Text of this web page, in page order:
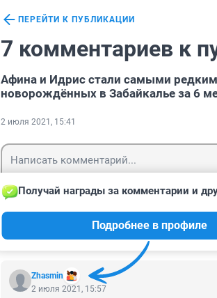
ПЕРЕЙТИ К ПУБЛИКАЦИИ
7 комментариев к
Афина и Идрис стали самыми
новорождённых в Забайкалье за 6
2 июля 2021, 15:41
Zhasmin
Получай награды за комментарии и
Подробнее в профиле
2 июля 2021, 15:57